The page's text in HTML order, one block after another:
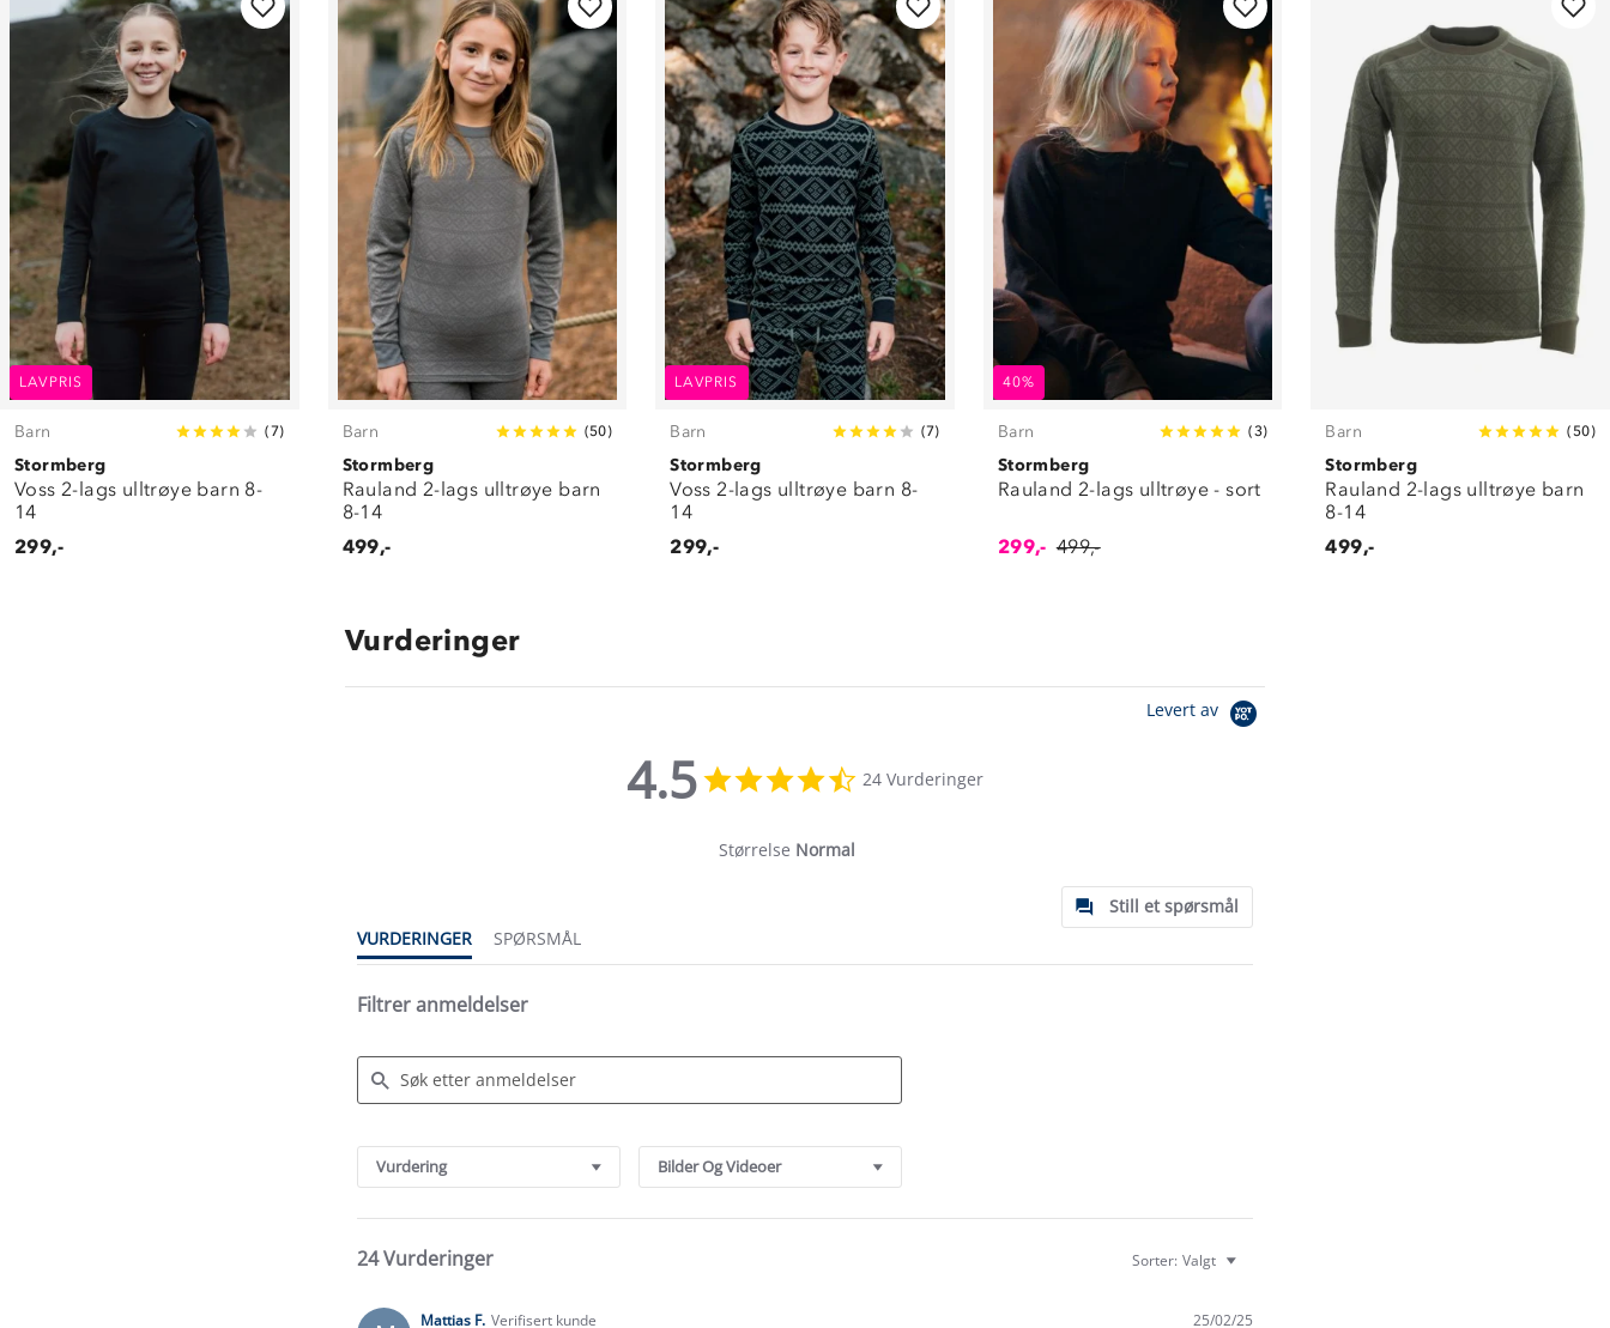
LAVPRIS
Barn (7)
Stormberg
Voss 2-lags ulltrøye barn 8-
14
299,-
Barn (50)
Stormberg
Rauland 2-lags ulltrøye barn
8-14
499,-
LAVPRIS
Barn (7)
Stormberg
Voss 2-lags ulltrøye barn 8-
14
299,-
40%
Barn (3)
Stormberg
Rauland 2-lags ulltrøye - sort
299,- 499,-
Barn (50)
Stormberg
Rauland 2-lags ulltrøye barn
8-14
499,-
Vurderinger
Levert av
4.5
star
24 Vurderinger
Størrelse Normal
Still et spørsmål
VURDERINGER
SPØRSMÅL
Filtrer anmeldelser
Reviews
Vurdering Bilder Og Videoer
24 Vurderinger Sorter: Valgt
Mattias F. Verifisert kunde 25/02/25